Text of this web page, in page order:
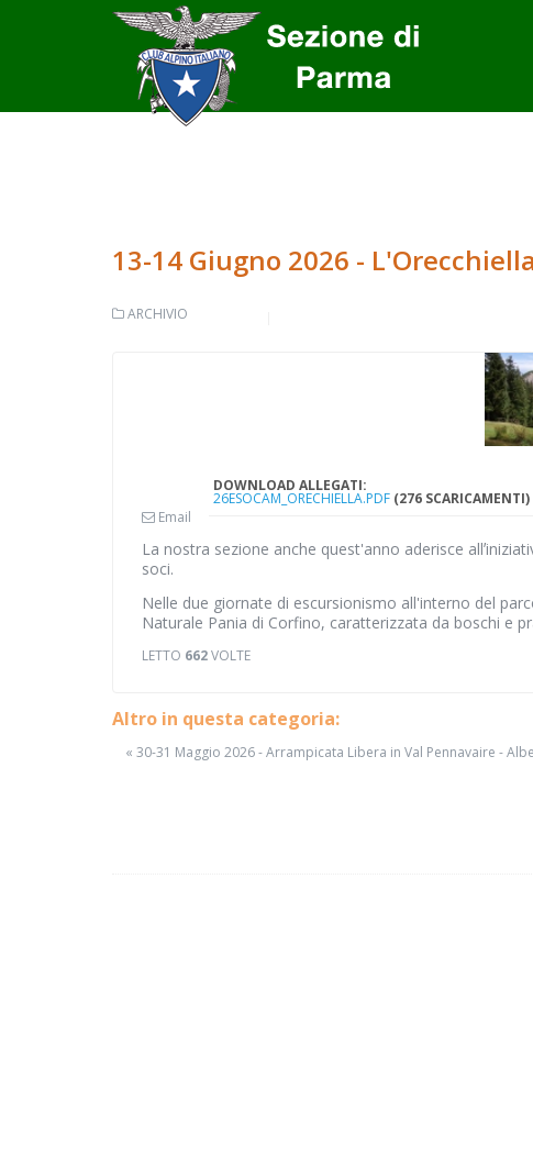
13-14 Giugno 2026 -
ARCHIVIO
Email
DOWNLOAD ALLEGATI:
26ESOCAM_ORECHIELLA.PDF (276 SCARICAMENTI)
La nostra sezione anche quest'anno aderisce
soci.
Nelle due giornate di escursionismo all'interno del
Naturale Pania di Corfino, caratterizzata da boschi e
LETTO 662VOLTE
Altro in questa categoria:
« 30-31 Maggio 2026 - Arrampicata Libera in Val Pennavaire -